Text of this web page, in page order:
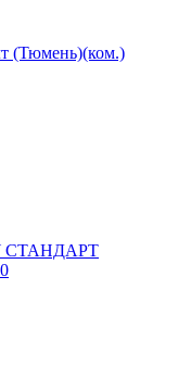
(Тюмень)(ком.)
СТАНДАРТ